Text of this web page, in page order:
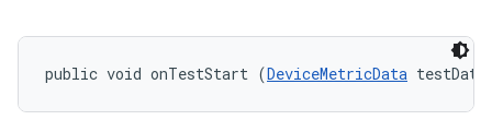
public void onTestStart (DeviceMetricData